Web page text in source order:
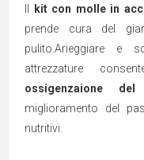
kit con molle in
prende cura del
pulito.Arieggiare e
attrezzature
ossigenzaione del
miglioramento del
nutritivi.